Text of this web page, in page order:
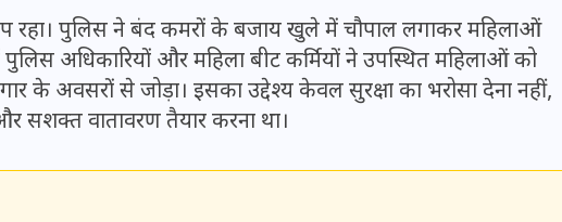
पुलिस ने बंद कमरों के बजाय खुले में चौपाल लगाकर महिलाओं
अधिकारियों और महिला बीट कर्मियों ने उपस्थित महिलाओं को
के अवसरों से जोड़ा। इसका उद्देश्य केवल सुरक्षा का भरोसा देना नहीं,
वातावरण तैयार करना था।
में
भारत में स्टारलिंक की लैंडिंग में
अड़चन: डेटा सिक्योरिटी और